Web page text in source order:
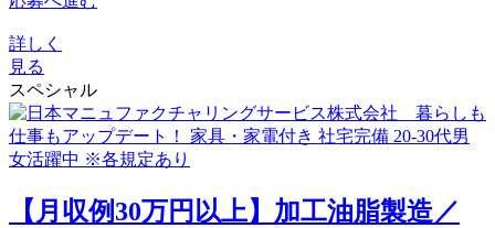
詳しく
見る
スペシャル
【月収例30万円以上】加工油脂製造／